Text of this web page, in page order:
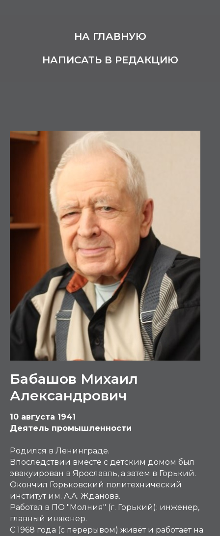
НА ГЛАВНУЮ
НАПИСАТЬ В РЕДАКЦИЮ
Бабашов Михаил
Александрович
10 августа 1941
Деятель промышленности
Родился в Ленинграде.
Впоследствии вместе с детским домом был
эвакуирован в Ярославль, а затем в Горький.
Окончил Горьковский политехнический
институт им. А.А. Жданова.
Работал в ПО "Молния" (г. Горький): инженер,
главный инженер.
С 1968 года (с перерывом) живёт и работает на